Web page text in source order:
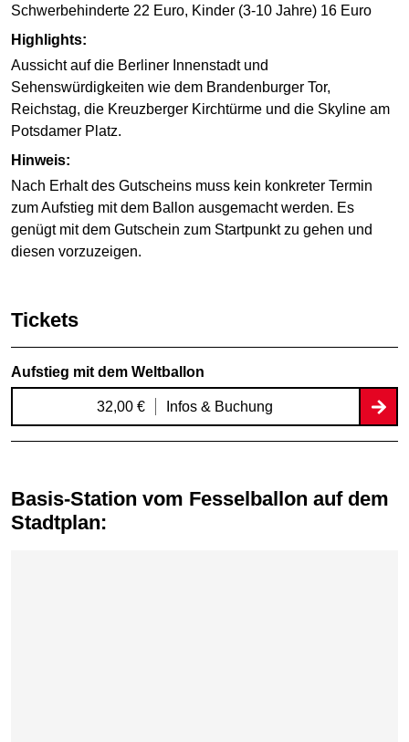
Schwerbehinderte 22 Euro, Kinder (3-10 Jahre) 16 Euro
Highlights:
Aussicht auf die Berliner Innenstadt und
Sehenswürdigkeiten wie dem Brandenburger Tor,
Reichstag, die Kreuzberger Kirchtürme und die Skyline am
Potsdamer Platz.
Hinweis:
Nach Erhalt des Gutscheins muss kein konkreter Termin
zum Aufstieg mit dem Ballon ausgemacht werden. Es
genügt mit dem Gutschein zum Startpunkt zu gehen und
diesen vorzuzeigen.
Tickets
Aufstieg mit dem Weltballon
32,00 € Infos & Buchung
Basis-Station vom Fesselballon auf dem
Stadtplan: